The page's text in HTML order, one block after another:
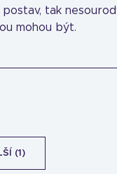
tak
mohou být.
(1)